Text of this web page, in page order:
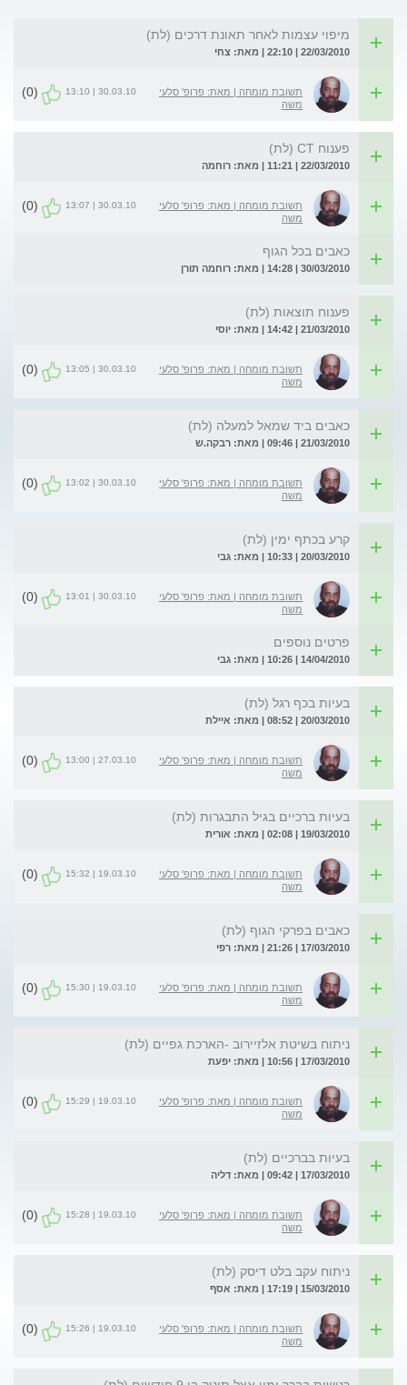
מיפוי עצמות לאחר תאונת דרכים (לת)
22/03/2010 | 22:10 | מאת: צחי
תשובת מומחה | מאת: פרופ' סלעי
משה
30.03.10 | 13:10
(0)
פענוח CT (לת)
22/03/2010 | 11:21 | מאת: רוחמה
תשובת מומחה | מאת: פרופ' סלעי
משה
30.03.10 | 13:07
(0)
כאבים בכל הגוף
30/03/2010 | 14:28 | מאת: רוחמה תורן
פענוח תוצאות (לת)
21/03/2010 | 14:42 | מאת: יוסי
תשובת מומחה | מאת: פרופ' סלעי
משה
30.03.10 | 13:05
(0)
כאבים ביד שמאל למעלה (לת)
21/03/2010 | 09:46 | מאת: רבקה.ש
תשובת מומחה | מאת: פרופ' סלעי
משה
30.03.10 | 13:02
(0)
קרע בכתף ימין (לת)
20/03/2010 | 10:33 | מאת: גבי
תשובת מומחה | מאת: פרופ' סלעי
משה
30.03.10 | 13:01
(0)
פרטים נוספים
14/04/2010 | 10:26 | מאת: גבי
בעיות בכף רגל (לת)
20/03/2010 | 08:52 | מאת: איילת
תשובת מומחה | מאת: פרופ' סלעי
משה
27.03.10 | 13:00
(0)
בעיות ברכיים בגיל התבגרות (לת)
19/03/2010 | 02:08 | מאת: אורית
תשובת מומחה | מאת: פרופ' סלעי
משה
19.03.10 | 15:32
(0)
כאבים בפרקי הגוף (לת)
17/03/2010 | 21:26 | מאת: רפי
תשובת מומחה | מאת: פרופ' סלעי
משה
19.03.10 | 15:30
(0)
ניתוח בשיטת אלזיירוב -הארכת גפיים (לת)
17/03/2010 | 10:56 | מאת: יפעת
תשובת מומחה | מאת: פרופ' סלעי
משה
19.03.10 | 15:29
(0)
בעיות בברכיים (לת)
17/03/2010 | 09:42 | מאת: דליה
תשובת מומחה | מאת: פרופ' סלעי
משה
19.03.10 | 15:28
(0)
ניתוח עקב בלט דיסק (לת)
15/03/2010 | 17:19 | מאת: אסף
תשובת מומחה | מאת: פרופ' סלעי
משה
19.03.10 | 15:26
(0)